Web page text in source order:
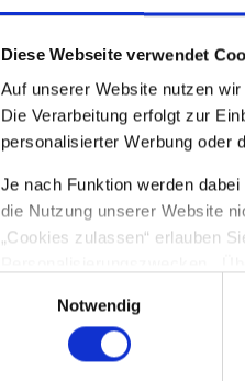
Diese Webseite verwendet
Auf unserer Website nutzen
Die Verarbeitung erfolgt zur
personalisierter Werbung oder
Je nach Funktion werden
die Nutzung unserer Website
„Cookies zulassen“ erlauben
dass nach der
Datenschutzniveau haben
Notwendig
Gib uns
verwandelt.
Gib uns Tatkraft
Präge die
auch scheinen
Darum bitten wir
Herrn.
Amen.